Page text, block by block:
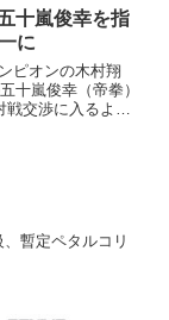
会長、日本ボクシ
十嵐俊幸を指
に
ピオンの木村翔
十嵐俊幸（帝拳）
交渉に入るよう
暫定ペタルコリ